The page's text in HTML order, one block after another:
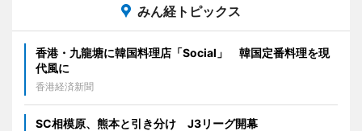
みん経トピックス
香港・九龍塘に韓国料理店「Social」 韓国定番料理を現
代風に
香港経済新聞
SC相模原、熊本と引き分け J3リーグ開幕